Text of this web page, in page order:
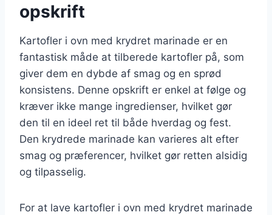
opskrift
Kartofler i ovn med krydret marinade er en
fantastisk måde at tilberede kartofler på, som
giver dem en dybde af smag og en sprød
konsistens. Denne opskrift er enkel at følge og
kræver ikke mange ingredienser, hvilket gør
den til en ideel ret til både hverdag og fest.
Den krydrede marinade kan varieres alt efter
smag og præferencer, hvilket gør retten alsidig
og tilpasselig.
For at lave kartofler i ovn med krydret marinade